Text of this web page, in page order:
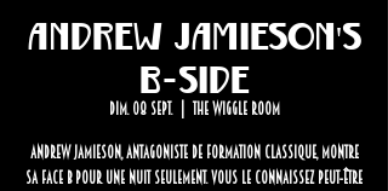
Andrew Jamieson's
B-Side
dim. 08 sept.
  |
The Wiggle Room
Andrew Jamieson, antagoniste de formation classique, montre
sa face B pour une nuit seulement. Vous le connaissez peut-être